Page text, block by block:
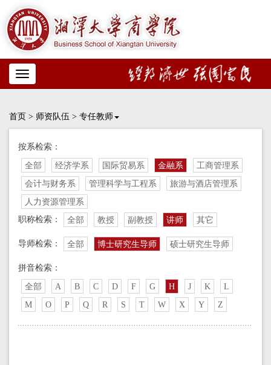
Toggle
navigation
首页 > 师资队伍 > 专任教师
按系检索：
全部 经济学系 国际贸易系 金融系
工商管理系
会计与财务系
管理科学与工程系
旅游与酒店管理系
人力资源管理系
职称检索：
全部 教授 副教授 讲师 其它
导师检索： 全部 博士研究生导师 硕士研究生导师
拼音检索：
全部 A B C D F G H J K
L
M
O P Q R S T W X Y Z